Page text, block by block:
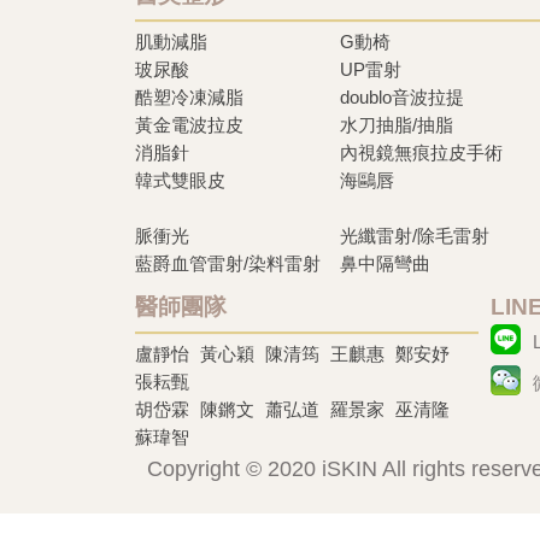
肌動減脂
G動椅
玻尿酸
UP雷射
酷塑冷凍減脂
doublo音波拉提
黃金電波拉皮
水刀抽脂/抽脂
消脂針
內視鏡無痕拉皮手術
韓式雙眼皮
海鷗唇
脈衝光
光纖雷射/除毛雷射
藍爵血管雷射/染料雷射
鼻中隔彎曲
醫師團隊
盧靜怡 黃心穎 陳清筠 王麒惠 鄭安妤
張耘甄
胡岱霖
陳鏘文 蕭弘道 羅景家 巫清隆
蘇瑋智
Copyright © 2020 iSKIN All rights